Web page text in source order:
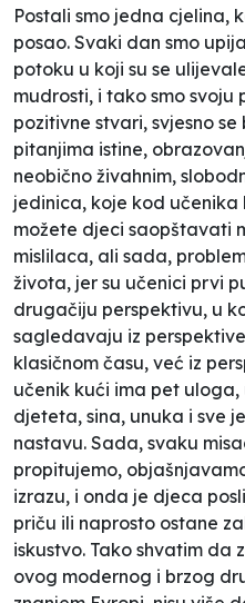
Postali smo jedna cjelina,
posao. Svaki dan smo
potoku u koji su se
mudrosti, i tako smo svoju
pozitivne stvari, svjesno
pitanjima istine,
neobično živahnim,
jedinica, koje kod učenika
možete djeci saopštavati
mislilaca, ali sada,
života, jer su učenici prvi
drugačiju perspektivu, u
sagledavaju iz
klasičnom času, već iz
učenik kući ima pet
djeteta, sina, unuka i sve
nastavu. Sada, svaku
propitujemo,
izrazu, i onda je djeca
priču ili naprosto ostane
iskustvo. Tako shvatim da
ovog modernog i brzog